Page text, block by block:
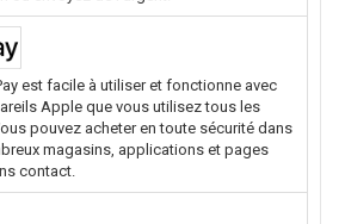
est facile à utiliser et fonctionne avec
Apple que vous utilisez tous les
pouvez acheter en toute sécurité dans
magasins, applications et pages
contact.